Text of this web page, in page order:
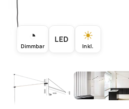
◔
Dimmbar
LED ☀
Inkl.